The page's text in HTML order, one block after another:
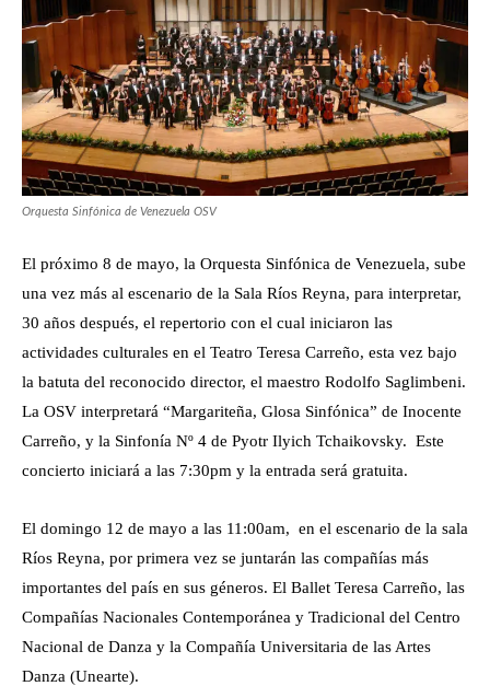
Orquesta Sinfónica de Venezuela OSV
El próximo 8 de mayo, la Orquesta Sinfónica de Venezuela, sube
una vez más al escenario de la Sala Ríos Reyna, para interpretar,
30 años después, el repertorio con el cual iniciaron las
actividades culturales en el Teatro Teresa Carreño, esta vez bajo
la batuta del reconocido director, el maestro Rodolfo Saglimbeni.
La OSV interpretará “Margariteña, Glosa Sinfónica” de Inocente
Carreño, y la Sinfonía Nº 4 de Pyotr Ilyich Tchaikovsky. Este
concierto iniciará a las 7:30pm y la entrada será gratuita.
El domingo 12 de mayo a las 11:00am, en el escenario de la sala
Ríos Reyna, por primera vez se juntarán las compañías más
importantes del país en sus géneros. El Ballet Teresa Carreño, las
Compañías Nacionales Contemporánea y Tradicional del Centro
Nacional de Danza y la Compañía Universitaria de las Artes
Danza (Unearte).